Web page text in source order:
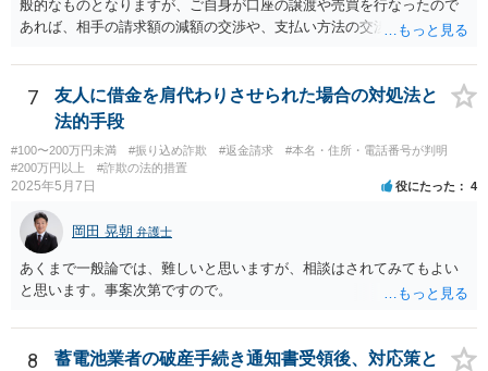
般的なものとなりますが、ご自身が口座の譲渡や売買を行なったので
あれば、相手の請求額の減額の交渉や、支払い方法の交渉をしていく
7
友人に借金を肩代わりさせられた場合の対処法と
法的手段
#100〜200万円未満 #振り込め詐欺 #返金請求
#本名・住所・電話番号が判明
#200万円以上
#詐欺の法的措置
2025年5月7日 役にたった 4
岡田 晃朝 弁護士
あくまで一般論では、難しいと思いますが、相談はされてみてもよい
と思います。事案次第ですので。
8
蓄電池業者の破産手続き通知書受領後、対応策と